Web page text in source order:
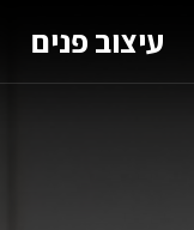
עיצוב פנים